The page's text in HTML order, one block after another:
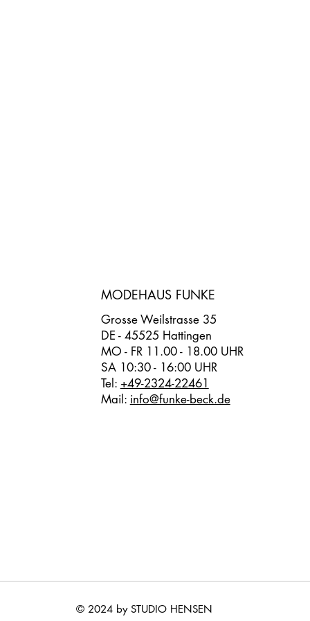
Grosse Weilstrasse 35
DE - 45525 Hattingen
MO - FR 11.00 - 18.00 UHR
SA 10:30 - 16:00 UHR
Tel: +49-2324-22461
Mail: info@funke-beck.de
MODEHAUS FUNKE
© 2024 by STUDIO HENSEN